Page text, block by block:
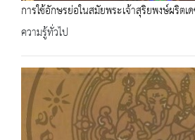
การใช้อักษรย่อในสมัยพระเจ้าสุริยพงษ์ผริตเ
ความรู้ทั่วไป